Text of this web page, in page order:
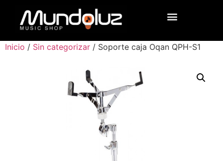
Inicio / Sin categorizar / Soporte caja Oqan QPH-S1